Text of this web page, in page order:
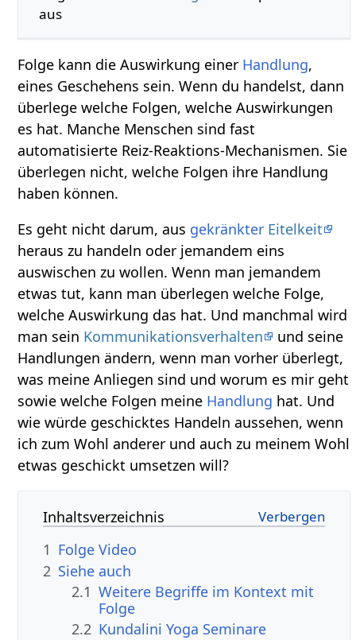
aus
Folge kann die Auswirkung einer Handlung,
eines Geschehens sein. Wenn du handelst, dann
überlege welche Folgen, welche Auswirkungen
es hat. Manche Menschen sind fast
automatisierte Reiz-Reaktions-Mechanismen. Sie
überlegen nicht, welche Folgen ihre Handlung
haben können.
Es geht nicht darum, aus gekränkter Eitelkeit
heraus zu handeln oder jemandem eins
auswischen zu wollen. Wenn man jemandem
etwas tut, kann man überlegen welche Folge,
welche Auswirkung das hat. Und manchmal wird
man sein Kommunikationsverhalten
und seine
Handlungen ändern, wenn man vorher überlegt,
was meine Anliegen sind und worum es mir geht
sowie welche Folgen meine Handlung hat. Und
wie würde geschicktes Handeln aussehen, wenn
ich zum Wohl anderer und auch zu meinem Wohl
etwas geschickt umsetzen will?
Inhaltsverzeichnis
1
Folge‏‎ Video
2 Siehe auch
2.1 Weitere Begriffe im Kontext mit
2.2 Kundalini Yoga Seminare